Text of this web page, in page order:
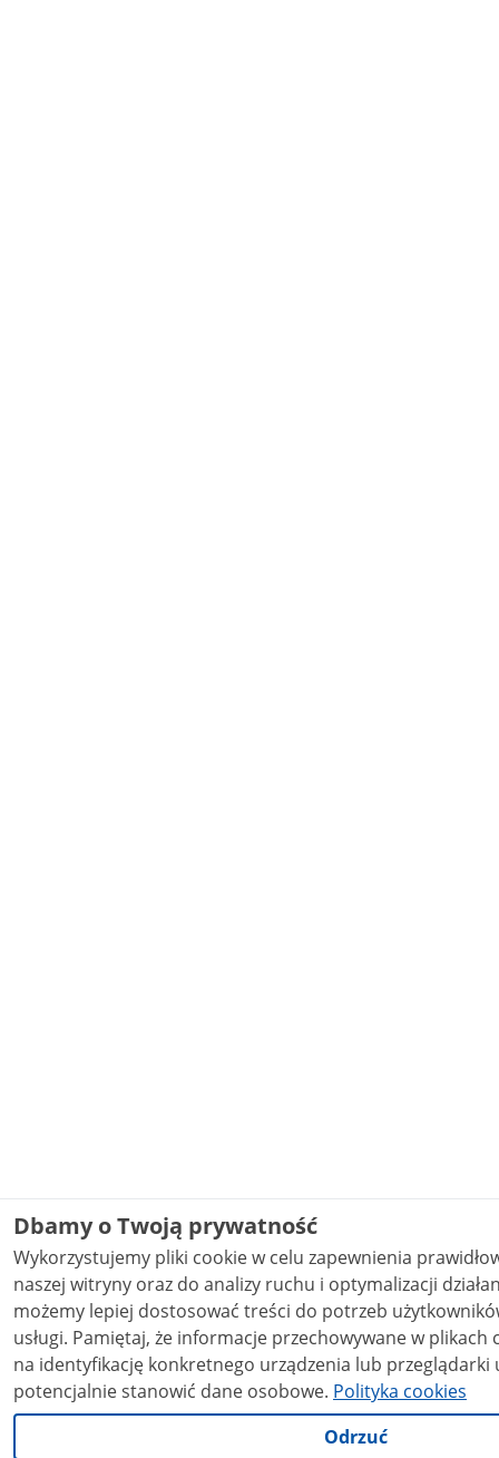
Dbamy o Twoją prywatność
Wykorzystujemy pliki cookie w celu zapewnienia
naszej witryny oraz do analizy ruchu i optymalizacji działania
możemy lepiej dostosować treści do potrzeb
usługi. Pamiętaj, że informacje przechowywane w plikach cookie mogą pozwalać
na identyfikację konkretnego urządzenia lub przeglądarki
potencjalnie stanowić dane osobowe. Polityka cookies
Odrzuć